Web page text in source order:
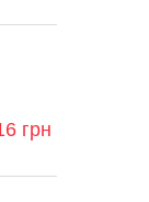
грн